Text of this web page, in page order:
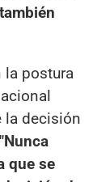
la postura
la decisión
"Nunca
que se